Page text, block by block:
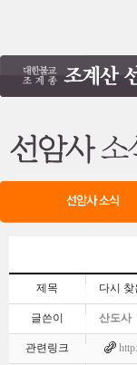
제목 다시 찾
글쓴이 산도사
관련링크